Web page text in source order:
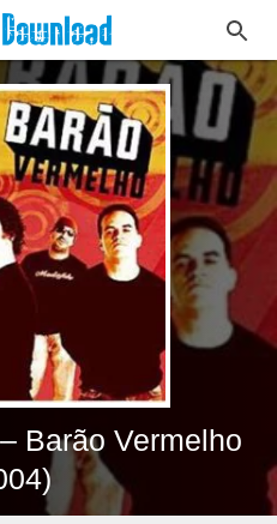
Barão Vermelho